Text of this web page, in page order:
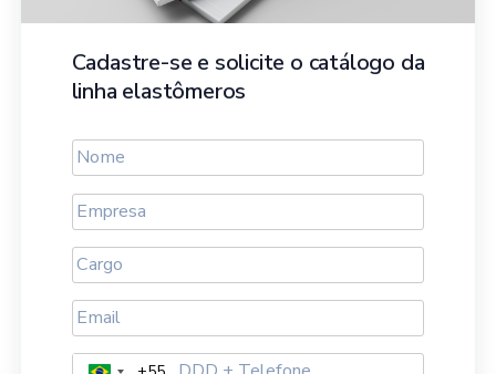
Cadastre-se e solicite o catálogo da
linha elastômeros